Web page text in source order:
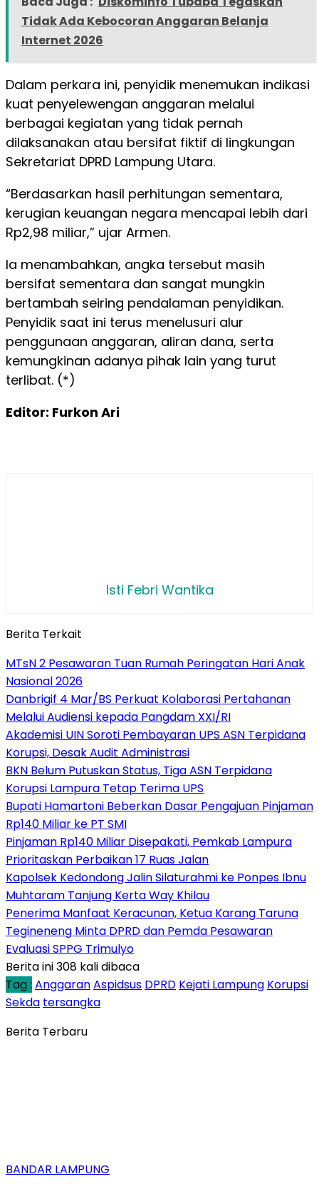
Tidak Ada Kebocoran Anggaran Belanja
Internet 2026
Dalam perkara ini, penyidik menemukan indikasi
kuat penyelewengan anggaran melalui
berbagai kegiatan yang tidak pernah
dilaksanakan atau bersifat fiktif di lingkungan
Sekretariat DPRD Lampung Utara.
“Berdasarkan hasil perhitungan sementara,
kerugian keuangan negara mencapai lebih dari
Rp2,98 miliar,” ujar Armen.
Ia menambahkan, angka tersebut masih
bersifat sementara dan sangat mungkin
bertambah seiring pendalaman penyidikan.
Penyidik saat ini terus menelusuri alur
penggunaan anggaran, aliran dana, serta
kemungkinan adanya pihak lain yang turut
terlibat. (*)
Editor: Furkon Ari
Isti Febri Wantika
Berita Terkait
MTsN 2 Pesawaran Tuan Rumah Peringatan Hari Anak
Nasional 2026
Danbrigif 4 Mar/BS Perkuat Kolaborasi Pertahanan
Melalui Audiensi kepada Pangdam XXI/RI
Akademisi UIN Soroti Pembayaran UPS ASN Terpidana
Korupsi, Desak Audit Administrasi
BKN Belum Putuskan Status, Tiga ASN Terpidana
Korupsi Lampura Tetap Terima UPS
Bupati Hamartoni Beberkan Dasar Pengajuan Pinjaman
Rp140 Miliar ke PT SMI
Pinjaman Rp140 Miliar Disepakati, Pemkab Lampura
Prioritaskan Perbaikan 17 Ruas Jalan
Kapolsek Kedondong Jalin Silaturahmi ke Ponpes Ibnu
Muhtaram Tanjung Kerta Way Khilau
Penerima Manfaat Keracunan, Ketua Karang Taruna
Tegineneng Minta DPRD dan Pemda Pesawaran
Evaluasi SPPG Trimulyo
Berita ini 308 kali dibaca
Tag : AnggaranAspidsus DPRD Kejati Lampung Korupsi
Sekda tersangka
Berita Terbaru
BANDAR LAMPUNG